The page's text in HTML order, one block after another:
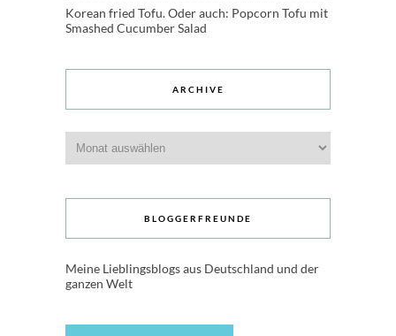
Korean fried Tofu. Oder auch: Popcorn Tofu mit
Smashed Cucumber Salad
ARCHIVE
BLOGGERFREUNDE
Meine Lieblingsblogs aus Deutschland und der
ganzen Welt